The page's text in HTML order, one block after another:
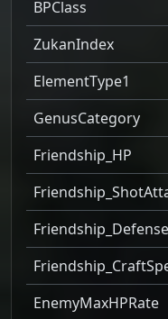
BPClass
ZukanIndex
ElementType1
GenusCategory
Friendship_HP
Friendship_Defense
EnemyMaxHPRate